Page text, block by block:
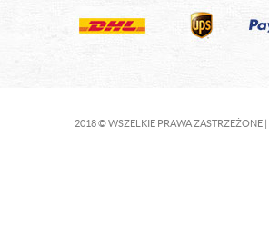
2018 © WSZELKIE PRAWA ZASTRZEŻONE |